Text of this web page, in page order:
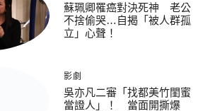
蘇珮卿罹癌對決死神 老公
不捨偷哭…自揭「被人群孤
立」心聲！
影劇
吳亦凡二審「找都美竹閨蜜
當證人」！ 當面開撕爆